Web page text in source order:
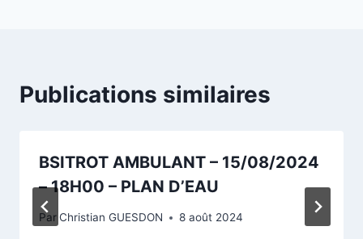
Publications similaires
BSITROT AMBULANT – 15/08/2024
– 18H00 – PLAN D’EAU
ParChristian GUESDON 8 août 2024